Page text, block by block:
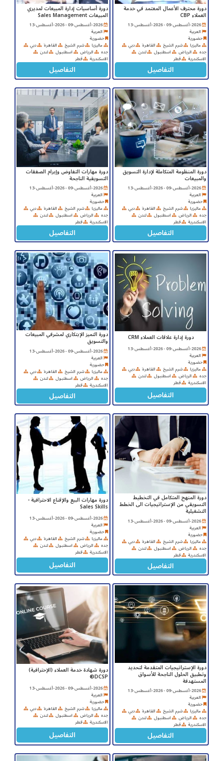
دورة محترف الأعمال المعتمد في خدمة
العملاء CBP
2026-أغسطس-09 - 2026-أغسطس-13
العربية
حضورية
ماليزيا شرم الشيخ القاهرة دبي
جده الرياض اسطنبول لندن
الاسكندرية قطر
التفاصيل
دورة أساسيات إدارة المبيعات لمديري
المبيعات Sales Management
2026-أغسطس-09 - 2026-أغسطس-13
العربية
حضورية
ماليزيا شرم الشيخ القاهرة دبي
جده الرياض اسطنبول لندن
الاسكندرية قطر
التفاصيل
دورة المنظومة المتكاملة لإدارة التسويق
والمبيعات
2026-أغسطس-09 - 2026-أغسطس-13
العربية
حضورية
ماليزيا شرم الشيخ القاهرة دبي
جده الرياض اسطنبول لندن
الاسكندرية قطر
التفاصيل
دورة مهارات التفاوض وإبرام الصفقات
التسويقية الناجحة
2026-أغسطس-09 - 2026-أغسطس-13
العربية
حضورية
ماليزيا شرم الشيخ القاهرة دبي
جده الرياض اسطنبول لندن
الاسكندرية قطر
التفاصيل
دورة إدارة علاقات العملاء CRM
2026-أغسطس-09 - 2026-أغسطس-13
العربية
حضورية
ماليزيا شرم الشيخ القاهرة دبي
جده الرياض اسطنبول لندن
الاسكندرية قطر
التفاصيل
دورة التميز الإبتكاري لمشرفي المبيعات
والتسويق
2026-أغسطس-09 - 2026-أغسطس-13
العربية
حضورية
ماليزيا شرم الشيخ القاهرة دبي
جده الرياض اسطنبول لندن
الاسكندرية قطر
التفاصيل
دورة المنهج المتكامل في التخطيط
التسويقي من الإستراتيجيات الى الخطط
التشغيلية
2026-أغسطس-09 - 2026-أغسطس-13
العربية
حضورية
ماليزيا شرم الشيخ القاهرة دبي
جده الرياض اسطنبول لندن
الاسكندرية قطر
التفاصيل
دورة مهارات البيع والإقناع الاحترافية -
Sales Skills
2026-أغسطس-09 - 2026-أغسطس-13
العربية
حضورية
ماليزيا شرم الشيخ القاهرة دبي
جده الرياض اسطنبول لندن
الاسكندرية قطر
التفاصيل
دورة الإستراتيجيات المتقدمة لتحديد
وتطبيق الحلول الناجحة للأسواق
المستهدفة
2026-أغسطس-09 - 2026-أغسطس-13
العربية
حضورية
ماليزيا شرم الشيخ القاهرة دبي
جده الرياض اسطنبول لندن
الاسكندرية قطر
التفاصيل
دورة شهادة خدمة العملاء (الإحترافية)
DCSP®
2026-أغسطس-09 - 2026-أغسطس-13
العربية
حضورية
ماليزيا شرم الشيخ القاهرة دبي
جده الرياض اسطنبول لندن
الاسكندرية قطر
التفاصيل